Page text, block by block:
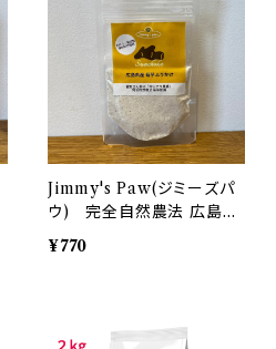
Jimmy's Paw(ジミーズパ
ウ) 完全自然農法 広島県
産菊芋100%ふりかけ
¥770